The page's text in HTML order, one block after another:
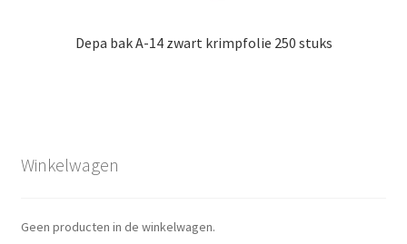
Depa bak A-14 zwart krimpfolie 250 stuks
Winkelwagen
Geen producten in de winkelwagen.